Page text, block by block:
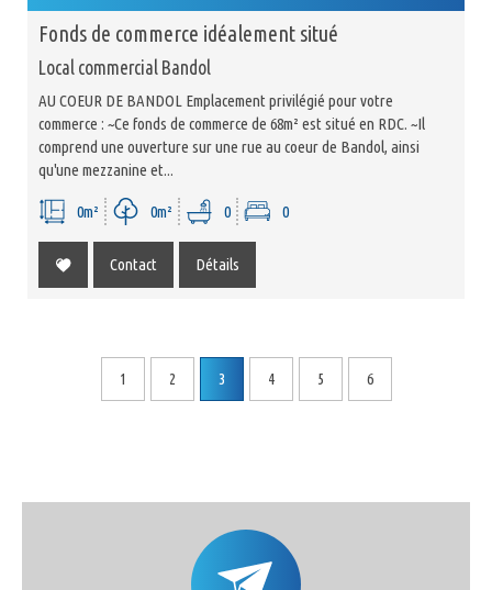
fonds de commerce idéalement situé
Local commercial Bandol
AU COEUR DE BANDOL Emplacement privilégié pour votre
commerce : ~Ce fonds de commerce de 68m² est situé en RDC. ~Il
comprend une ouverture sur une rue au coeur de Bandol, ainsi
qu'une mezzanine et...
0m² 0m² 0 0
Contact Détails
1 2 3 4 5 6